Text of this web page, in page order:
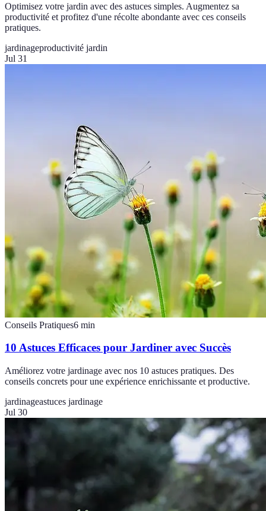
Optimisez votre jardin avec des astuces simples. Augmentez sa
productivité et profitez d'une récolte abondante avec ces conseils
pratiques.
jardinageproductivité jardin
Jul 31
Conseils Pratiques6 min
10 Astuces Efficaces pour Jardiner avec Succès
Améliorez votre jardinage avec nos 10 astuces pratiques. Des
conseils concrets pour une expérience enrichissante et productive.
jardinageastuces jardinage
Jul 30